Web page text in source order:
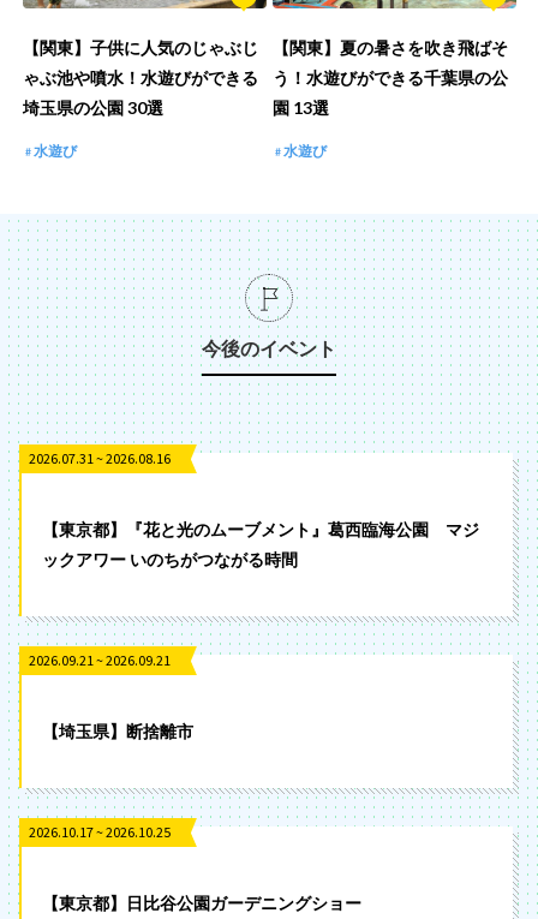
【関東】子供に人気のじゃぶじ
ゃぶ池や噴水！水遊びができる
埼玉県の公園 30選
水遊び
【関東】夏の暑さを吹き飛ばそ
う！水遊びができる千葉県の公
園 13選
水遊び
今後のイベント
2026.07.31 ~ 2026.08.16
【東京都】『花と光のムーブメント』葛西臨海公園 マジ
ックアワー いのちがつながる時間
2026.09.21 ~ 2026.09.21
【埼玉県】断捨離市
2026.10.17 ~ 2026.10.25
【東京都】日比谷公園ガーデニングショー